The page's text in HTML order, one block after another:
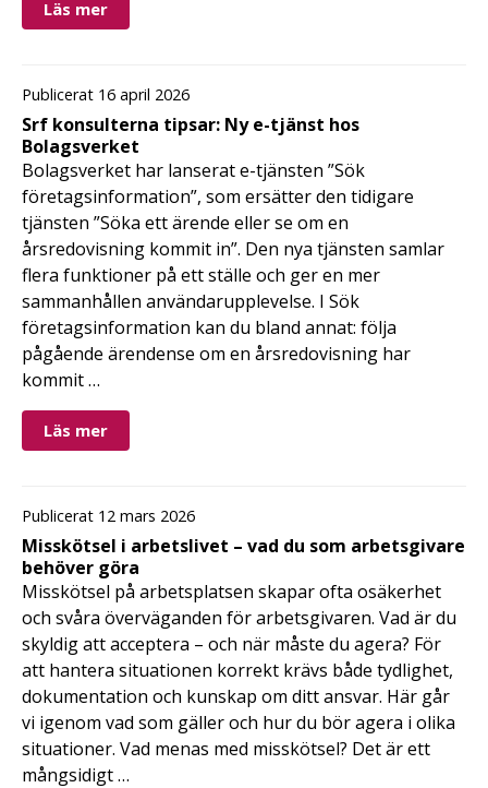
Läs mer
Publicerat 16 april 2026
Srf konsulterna tipsar: Ny e-tjänst hos
Bolagsverket
Bolagsverket har lanserat e-tjänsten ”Sök
företagsinformation”, som ersätter den tidigare
tjänsten ”Söka ett ärende eller se om en
årsredovisning kommit in”. Den nya tjänsten samlar
flera funktioner på ett ställe och ger en mer
sammanhållen användarupplevelse. I Sök
företagsinformation kan du bland annat: följa
pågående ärendense om en årsredovisning har
kommit …
Läs mer
Publicerat 12 mars 2026
Misskötsel i arbetslivet – vad du som arbetsgivare
behöver göra
Misskötsel på arbetsplatsen skapar ofta osäkerhet
och svåra överväganden för arbetsgivaren. Vad är du
skyldig att acceptera – och när måste du agera? För
att hantera situationen korrekt krävs både tydlighet,
dokumentation och kunskap om ditt ansvar. Här går
vi igenom vad som gäller och hur du bör agera i olika
situationer. Vad menas med misskötsel? Det är ett
mångsidigt …